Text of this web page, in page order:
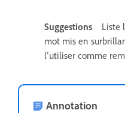
Suggestions
Liste
mot mis en
l’utiliser comme
Annotation